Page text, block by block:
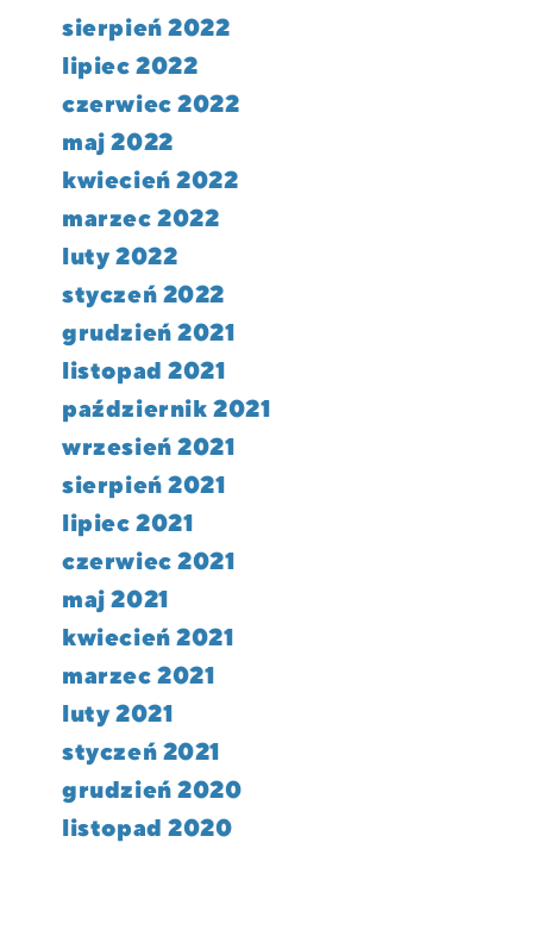
sierpień 2022
lipiec 2022
czerwiec 2022
maj 2022
kwiecień 2022
marzec 2022
luty 2022
styczeń 2022
grudzień 2021
listopad 2021
październik 2021
wrzesień 2021
sierpień 2021
lipiec 2021
czerwiec 2021
maj 2021
kwiecień 2021
marzec 2021
luty 2021
styczeń 2021
grudzień 2020
listopad 2020